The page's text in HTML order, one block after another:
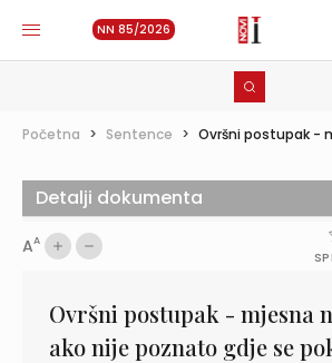
NN 85/2026
Početna > Sentence > Ovršni postupak -
AA
Ovršni postupak - mjesna
ako nije poznato gdje se
Detalji dokumenta